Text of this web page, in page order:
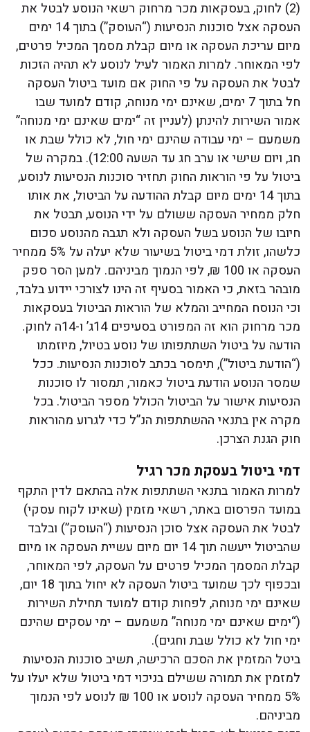
(2) לחוק, בעסקאות מכר מרחוק רשאי הנוסע לבטל את
העסקה אצל סוכנות הנסיעות (“העוסק”) בתוך 14 ימים
מיום עריכת העסקה או מיום קבלת מסמך המכיל פרטים,
לפי המאוחר. למרות האמור לעיל לנוסע לא תהיה הזכות
לבטל את העסקה על פי החוק אם מועד ביטול העסקה
חל בתוך 7 ימים, שאינם ימי מנוחה, קודם למועד שבו
אמור השירות להינתן (לעניין זה “ימים שאינם ימי מנוחה”
משמעם – ימי עבודה שהינם ימי חול, לא כולל שבת או
חג, ויום שישי או ערב חג עד השעה 12:00). במקרה של
ביטול על פי הוראות החוק תחזיר סוכנות הנסיעות לנוסע,
בתוך 14 ימים מיום קבלת ההודעה על הביטול, את אותו
חלק ממחיר העסקה ששולם על ידי הנוסע, תבטל את
חיובו של הנוסע בשל העסקה ולא תגבה מהנוסע סכום
כלשהו, זולת דמי ביטול בשיעור שלא יעלה על 5% ממחיר
העסקה או 100 ₪, לפי הנמוך מביניהם. למען הסר ספק
מובהר בזאת, כי האמור בסעיף זה הינו לצורכי יידוע בלבד,
וכי הנוסח המחייב והמלא של הוראות הביטול בעסקאות
מכר מרחוק הוא זה המפורט בסעיפים 14ג’ ו-14ה לחוק.
הודעה על ביטול השתתפותו של נוסע בטיול, מיוזמתו
(“הודעת ביטול”), תימסר בכתב לסוכנות הנסיעות. ככל
שמסר הנוסע הודעת ביטול כאמור, תמסור לו סוכנות
הנסיעות אישור על הביטול הכולל מספר הביטול. בכל
מקרה אין בתנאי ההשתתפות הנ”ל כדי לגרוע מהוראות
חוק הגנת הצרכן.
דמי ביטול בעסקת מכר רגיל
למרות האמור בתנאי השתתפות אלה בהתאם לדין התקף
במועד הפרסום באתר, רשאי מזמין (שאינו לקוח עסקי)
לבטל את העסקה אצל סוכן הנסיעות (“העוסק”) ובלבד
שהביטול ייעשה תוך 14 יום מיום עשיית העסקה או מיום
קבלת המסמך המכיל פרטים על העסקה, לפי המאוחר,
ובכפוף לכך שמועד ביטול העסקה לא יחול בתוך 18 יום,
שאינם ימי מנוחה, לפחות קודם למועד תחילת השירות
(“ימים שאינם ימי מנוחה” משמעם – ימי עסקים שהינם
ימי חול לא כולל שבת וחגים).
ביטל המזמין את הסכם הרכישה, תשיב סוכנות הנסיעות
למזמין את תמורה ששילם בניכוי דמי ביטול שלא יעלו על
5% ממחיר העסקה לנוסע או 100 ₪ לנוסע לפי הנמוך
מביניהם.